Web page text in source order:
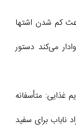
کم شدن اشتها
می‌کند دستور
غذایی: متأسفانه
ناباب برای سفید